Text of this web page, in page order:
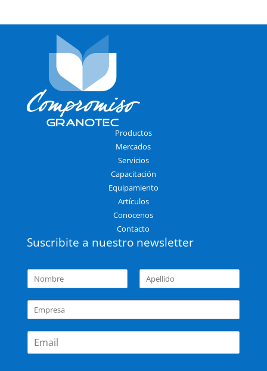
Productos
Mercados
Servicios
Capacitación
Equipamiento
Artículos
Conocenos
Contacto
Suscribite a nuestro newsletter
o
m
r
e
o
b
r
p
l
l
m
p
em